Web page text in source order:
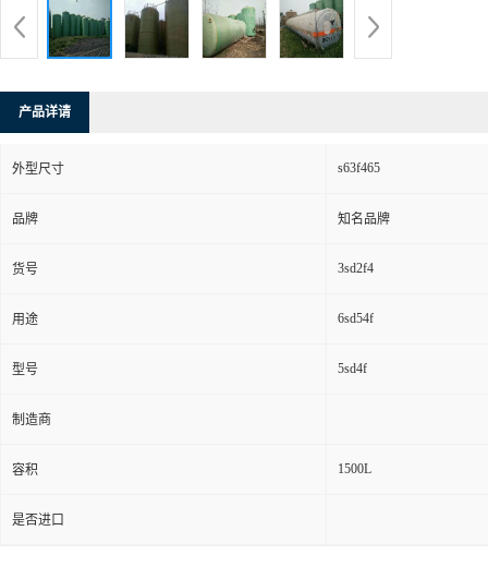
产品详请
外型尺寸 s63f465
品牌 知名品牌
货号 3sd2f4
用途 6sd54f
型号 5sd4f
制造商
容积 1500L
是否进口